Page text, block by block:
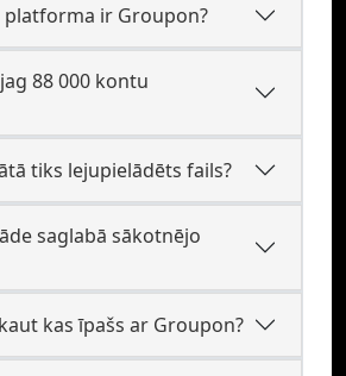
platforma ir Groupon?
88 000 kontu
tiks lejupielādēts fails?
saglabā sākotnējo
kas īpašs ar Groupon?